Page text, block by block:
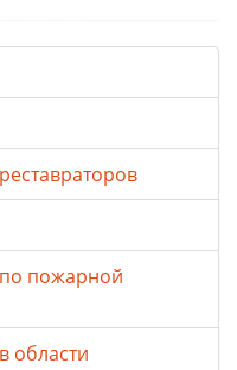
пожарной
области